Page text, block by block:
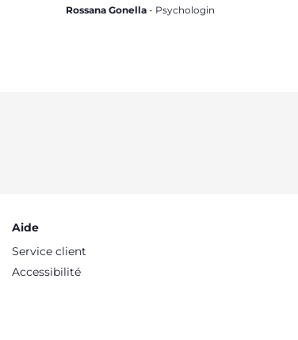
Rossana Gonella - Psychologin
Aide
Service client
Accessibilité